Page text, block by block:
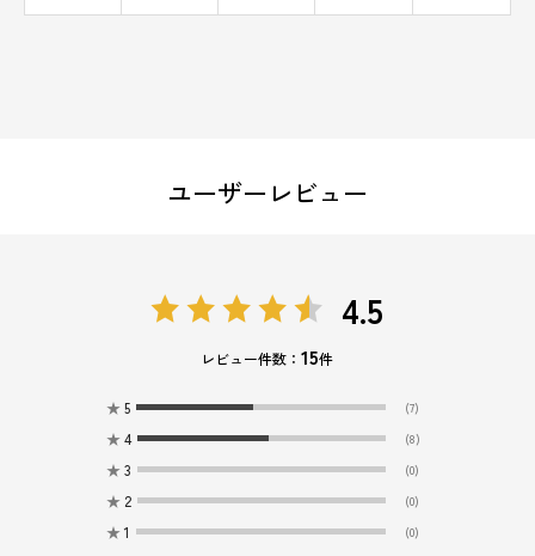
ユーザーレビュー
4.5
レビュー件数：15件
★ 5 (7)
★ 4 (8)
★ 3 (0)
★ 2 (0)
★ 1 (0)